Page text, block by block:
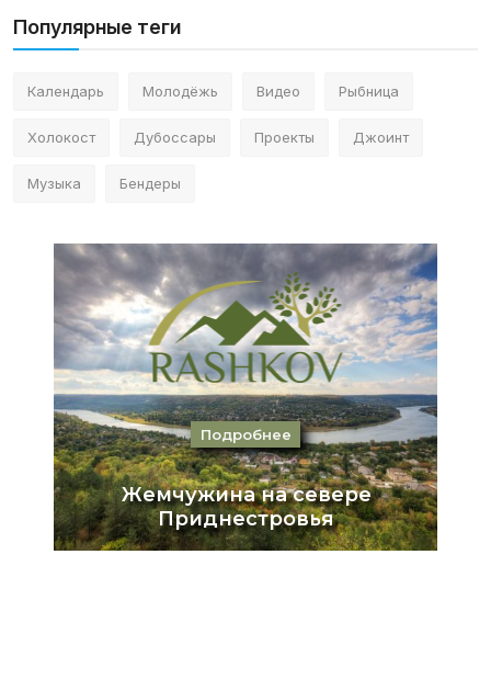
Популярные теги
Календарь Молодёжь Видео Рыбница
Холокост Дубоссары Проекты Джоинт
Музыка Бендеры